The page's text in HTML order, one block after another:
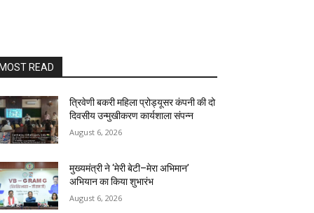
READ
त्रिवेणी बकरी महिला प्रोड्यूसर कंपनी की दो
दिवसीय उन्मुखीकरण कार्यशाला संपन्न
August 6, 2026
मुख्यमंत्री ने ‘मेरी बेटी–मेरा अभिमान’
अभियान का किया शुभारंभ
August 6, 2026